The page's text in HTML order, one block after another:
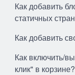
Как добавить
статичных
Как добавить
Как включить/
клик" в корзине?